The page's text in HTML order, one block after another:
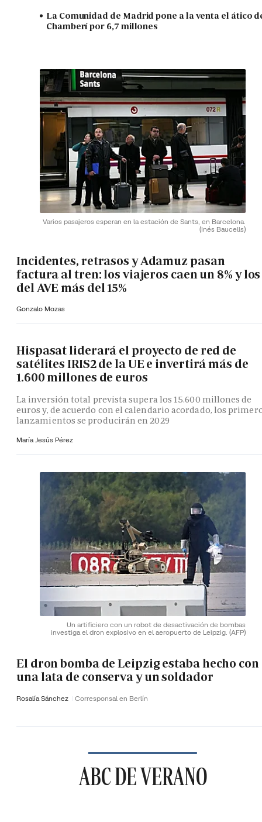
La Comunidad de Madrid pone a la venta el ático
Chamberí por 6,7 millones
Varios pasajeros esperan en la estación de Sants, en Barcelona.
(Inés Baucells)
Incidentes, retrasos y Adamuz pasan
factura al tren: los viajeros caen un 8% y los
del AVE más del 15%
Gonzalo Mozas
Hispasat liderará el proyecto de red de
satélites IRIS2 de la UE e invertirá más de
1.600 millones de euros
La inversión total prevista supera los 15.600 millones de
euros y, de acuerdo con el calendario acordado, los
lanzamientos se producirán en 2029
María Jesús Pérez
Un artificiero con un robot de desactivación de bombas
investiga el dron explosivo en el aeropuerto de Leipzig. (AFP)
El dron bomba de Leipzig estaba hecho con
una lata de conserva y un soldador
Rosalía Sánchez Corresponsal en Berlín
ABC DE VERANO